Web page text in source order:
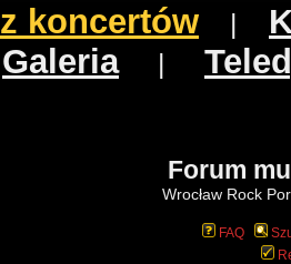
koncertów
Galeria|
Forum
Wrocław Rock
FAQ